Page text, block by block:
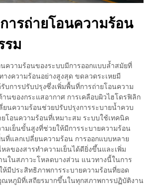
ารถ่ายโอนความร้อน
รม
นความร้อนของระบบมีการออกแบบล้ำสมัยที่
งความร้อนอย่างสูงสุด ขดลวดระเหยมี
บการปรับปรุงซึ่งเพิ่มพื้นที่การถ่ายโอนความ
นของกระแสอากาศ การเคลือบผิวไฮโดรฟิลิก
ยนความร้อนช่วยปรับปรุงการระบายน้ำควบ
โอนความร้อนที่เหมาะสม ระบบใช้เทคนิค
มเย็นขั้นสูงที่ช่วยให้มีการระบายความร้อน
ที่แลกเปลี่ยนความร้อน การออกแบบหลาย
ลของสารทำความเย็นได้ดียิ่งขึ้นและเพิ่ม
นในสภาวะโหลดบางส่วน แนวทางนี้ในการ
ห้มีประสิทธิภาพการระบายความร้อนที่ยอด
ณหภูมิที่เสถียรมากขึ้นในทุกสภาพการปฏิบัติงาน